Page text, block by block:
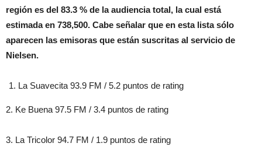
región es del 83.3 % de la audiencia total, la cual está
estimada en 738,500. Cabe señalar que en esta lista sólo
aparecen las emisoras que están suscritas al servicio de
Nielsen.
La Suavecita 93.9 FM / 5.2 puntos de rating
2. Ke Buena 97.5 FM / 3.4 puntos de rating
3. La Tricolor 94.7 FM / 1.9 puntos de rating